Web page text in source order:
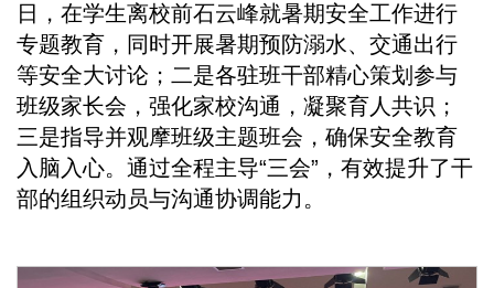
日，在学生离校前石云峰就暑期安全工作进行
专题教育，同时开展暑期预防溺水、交通出行
等安全大讨论；二是各驻班干部精心策划参与
班级家长会，强化家校沟通，凝聚育人共识；
三是指导并观摩班级主题班会，确保安全教育
入脑入心。通过全程主导“三会”，有效提升了干
部的组织动员与沟通协调能力。